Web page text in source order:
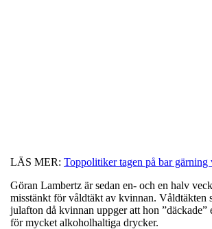
LÄS MER: Toppolitiker tagen på bar gärning
Göran Lambertz är sedan en- och en halv
misstänkt för våldtäkt av kvinnan. Våldtäkten
julafton då kvinnan uppger att hon ”däckade”
för mycket alkoholhaltiga drycker.